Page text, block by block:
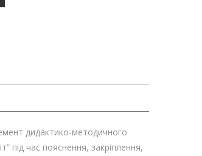
дидактико-методичного
під час пояснення, закріплення,